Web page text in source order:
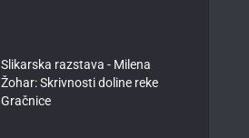
Slikarska razstava - Milena
Žohar: Skrivnosti doline reke
Gračnice